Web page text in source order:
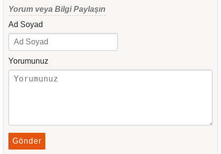
Yorum veya Bilgi Paylaşın
Ad Soyad
Yorumunuz
Gönder